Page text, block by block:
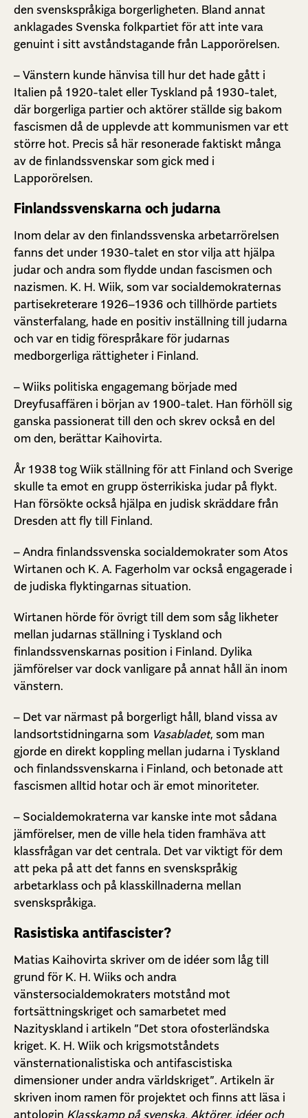
den svenskspråkiga borgerligheten. Bland annat
anklagades Svenska folkpartiet för att inte vara
genuint i sitt avståndstagande från Lapporörelsen.
– Vänstern kunde hänvisa till hur det hade gått i
Italien på 1920-talet eller Tyskland på 1930-talet,
där borgerliga partier och aktörer ställde sig bakom
fascismen då de upplevde att kommunismen var ett
större hot. Precis så här resonerade faktiskt många
av de finlandssvenskar som gick med i
Lapporörelsen.
Finlandssvenskarna och judarna
Inom delar av den finlandssvenska arbetarrörelsen
fanns det under 1930-talet en stor vilja att hjälpa
judar och andra som flydde undan fascismen och
nazismen. K. H. Wiik, som var socialdemokraternas
partisekreterare 1926–1936 och tillhörde partiets
vänsterfalang, hade en positiv inställning till judarna
och var en tidig förespråkare för judarnas
medborgerliga rättigheter i Finland.
– Wiiks politiska engagemang började med
Dreyfusaffären i början av 1900-talet. Han förhöll sig
ganska passionerat till den och skrev också en del
om den, berättar Kaihovirta.
År 1938 tog Wiik ställning för att Finland och Sverige
skulle ta emot en grupp österrikiska judar på flykt.
Han försökte också hjälpa en judisk skräddare från
Dresden att fly till Finland.
– Andra finlandssvenska socialdemokrater som Atos
Wirtanen och K. A. Fagerholm var också engagerade i
de judiska flyktingarnas situation.
Wirtanen hörde för övrigt till dem som såg likheter
mellan judarnas ställning i Tyskland och
finlandssvenskarnas position i Finland. Dylika
jämförelser var dock vanligare på annat håll än inom
vänstern.
– Det var närmast på borgerligt håll, bland vissa av
landsortstidningarna som Vasabladet, som man
gjorde en direkt koppling mellan judarna i Tyskland
och finlandssvenskarna i Finland, och betonade att
fascismen alltid hotar och är emot minoriteter.
– Socialdemokraterna var kanske inte mot sådana
jämförelser, men de ville hela tiden framhäva att
klassfrågan var det centrala. Det var viktigt för dem
att peka på att det fanns en svenskspråkig
arbetarklass och på klasskillnaderna mellan
svenskspråkiga.
Rasistiska antifascister?
Matias Kaihovirta skriver om de idéer som låg till
grund för K. H. Wiiks och andra
vänstersocialdemokraters motstånd mot
fortsättningskriget och samarbetet med
Nazityskland i artikeln ”Det stora ofosterländska
kriget. K. H. Wiik och krigsmotståndets
vänsternationalistiska och antifascistiska
dimensioner under andra världskriget”. Artikeln är
skriven inom ramen för projektet och finns att läsa i
antologin Klasskamp på svenska. Aktörer, idéer och